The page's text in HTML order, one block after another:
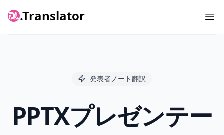
.Translator
発表者ノート翻訳
PPTXプレゼンテー